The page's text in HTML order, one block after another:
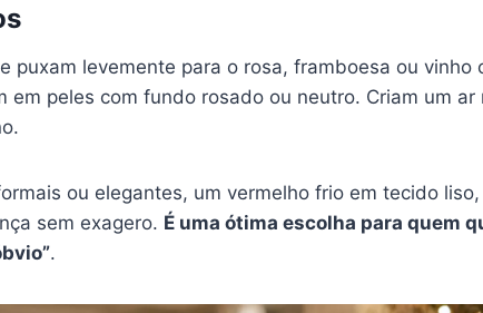
puxam levemente para o rosa, framboesa ou vinho
em peles com fundo rosado ou neutro. Criam um ar
ou elegantes, um vermelho frio em tecido
sem exagero. É uma ótima escolha para quem
.